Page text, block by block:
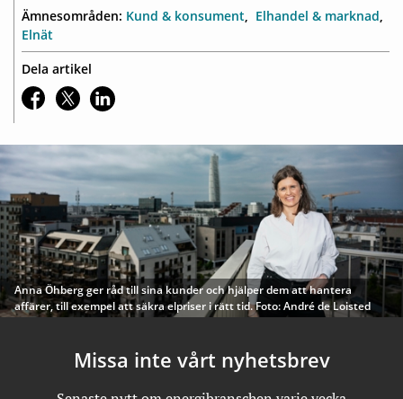
Ämnesområden: Kund & konsument
Elhandel & marknad
Elnät
Dela artikel
Anna Öhberg ger råd till sina kunder och hjälper dem att hantera
affärer, till exempel att säkra elpriser i rätt tid. Foto: André de Loisted
Missa inte vårt nyhetsbrev